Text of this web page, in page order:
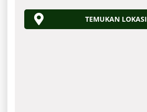
TEMUKAN LOKASI